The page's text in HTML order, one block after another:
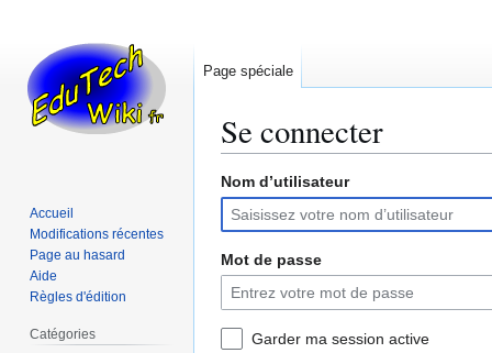
Se connecter
Aller
la
navigation
Aller
la
recherche
Nom d’utilisateur
Mot de passe
Garder ma session active
Page spéciale
Accueil
Modifications récentes
Page au hasard
Aide
Règles d'édition
Catégories